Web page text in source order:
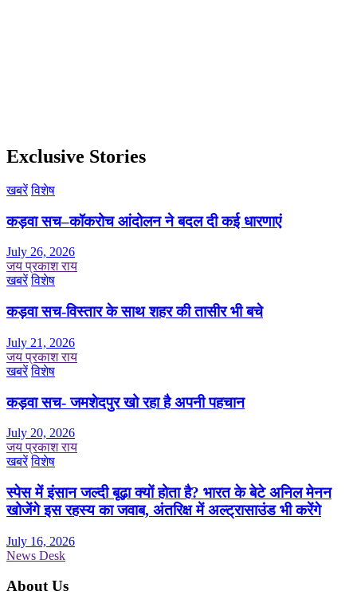
Exclusive Stories
खबरें विशेष
कड़वा सच–कॉकरोच आंदोलन ने बदल दी कई धारणाएं
July 26, 2026
जय प्रकाश राय
खबरें विशेष
कड़वा सच-विस्तार के साथ शहर की तासीर भी बचे
July 21, 2026
जय प्रकाश राय
खबरें विशेष
कड़वा सच- जमशेदपुर खो रहा है अपनी पहचान
July 20, 2026
जय प्रकाश राय
खबरें विशेष
स्पेस में इंसान जल्दी बूढ़ा क्यों होता है? भारत के बेटे अनिल मेनन
खोजेंगे इस रहस्य का जवाब, अंतरिक्ष में अल्ट्रासाउंड भी करेंगे
July 16, 2026
News Desk
About Us